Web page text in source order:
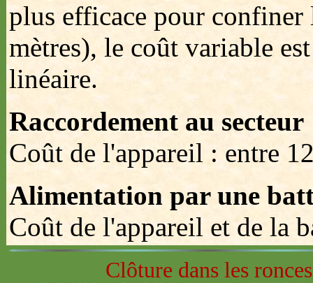
plus efficace pour
mètres), le coût variable
linéaire.
Raccordement au secteur
Coût de l'appareil : entre
Alimentation par une
Coût de l'appareil et de la
Clôture dans les